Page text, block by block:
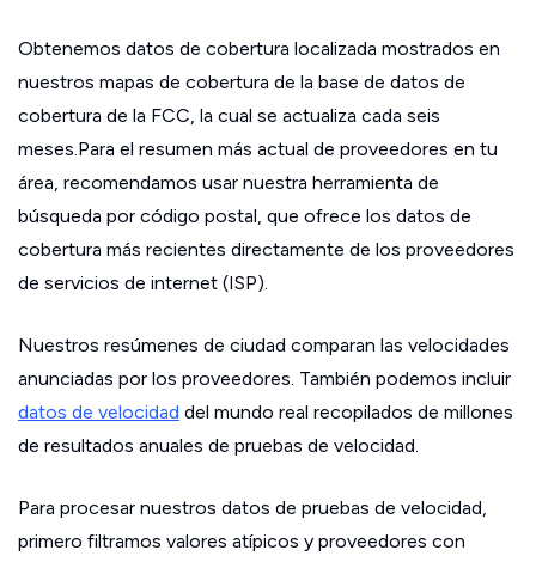
Obtenemos datos de cobertura localizada mostrados en
nuestros mapas de cobertura de la base de datos de
cobertura de la FCC, la cual se actualiza cada seis
meses.Para el resumen más actual de proveedores en tu
área, recomendamos usar nuestra herramienta de
búsqueda por código postal, que ofrece los datos de
cobertura más recientes directamente de los proveedores
de servicios de internet (ISP).
Nuestros resúmenes de ciudad comparan las velocidades
anunciadas por los proveedores. También podemos incluir
datos de velocidad del mundo real recopilados de millones
de resultados anuales de pruebas de velocidad.
Para procesar nuestros datos de pruebas de velocidad,
primero filtramos valores atípicos y proveedores con